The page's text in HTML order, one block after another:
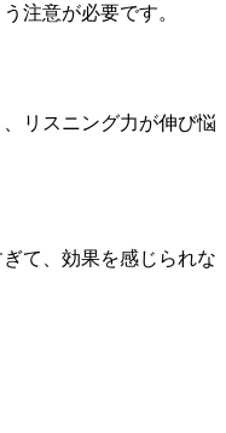
注意が必要です。
リスニング力が伸び悩
て、効果を感じられな